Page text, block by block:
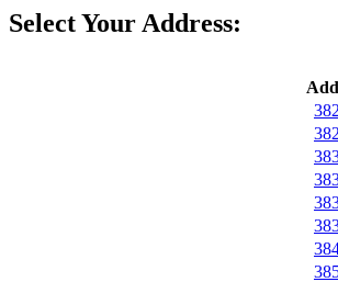
Select Your Address: